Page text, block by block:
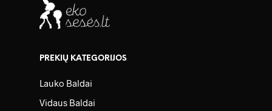
PREKIŲ KATEGORIJOS
Lauko Baldai
Vidaus Baldai